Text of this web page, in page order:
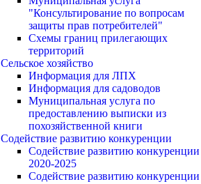
"Консультирование по вопросам
защиты прав потребителей"
Схемы границ прилегающих
территорий
Сельское хозяйство
Информация для ЛПХ
Информация для садоводов
Муниципальная услуга по
предоставлению выписки из
похозяйственной книги
Содействие развитию конкуренции
Содействие развитию конкуренции
2020-2025
Содействие развитию конкуренции